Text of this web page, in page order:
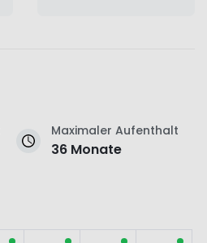
Maximaler Aufenthalt
36 Monate